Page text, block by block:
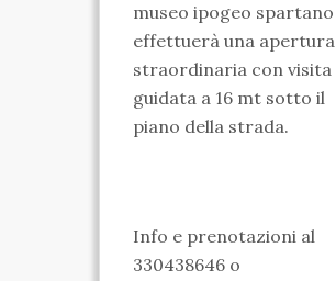
VISITE ED ESCURSIONI
RICONOSCIMENTI
museo ipogeo spartano
effettuerà una apertura
straordinaria con visita
guidata a 16 mt sotto il
piano della strada.
Info e prenotazioni al
330438646 o